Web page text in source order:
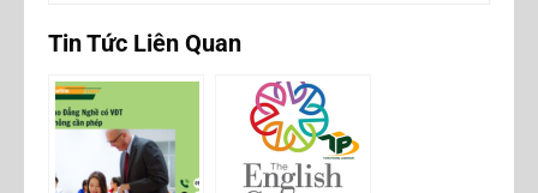
Tin Tức Liên Quan